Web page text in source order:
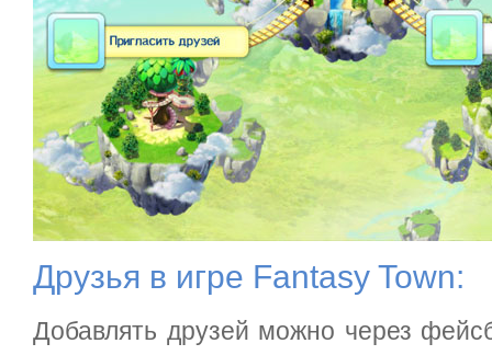
Друзья в игре Fantasy Town:
Добавлять друзей можно через